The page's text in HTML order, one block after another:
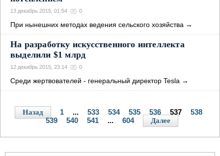
13 декабрь 2015, 01:54 0
При нынешних методах ведения сельского хозяйства →
На разработку искусственного интеллекта
выделили $1 млрд
12 декабрь 2015, 23:14 0
Среди жертвователей - генеральный директор Tesla →
Назад 1 ... 533 534 535 536 537
538
539
540 541 ... 604 Далее